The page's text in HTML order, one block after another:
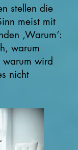
stellen die
meist mit
‚Warum‘:
warum
wird
nicht